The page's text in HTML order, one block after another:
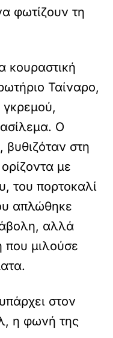
φωτίζουν τη
κουραστική
Ταίναρο,
Ο
βυθιζόταν στη
με
του πορτοκαλί
απλώθηκε
αλλά
που μιλούσε
στον
η φωνή της